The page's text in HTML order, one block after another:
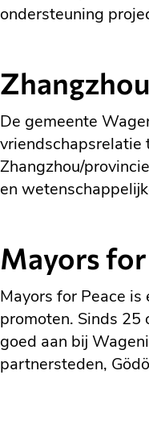
ondersteuning
De gemeente
vriendschapsrelatie
Zhangzhou/
en
Mayors for
Mayors for Peace
promoten. Sinds 25
goed aan bij
partnersteden,